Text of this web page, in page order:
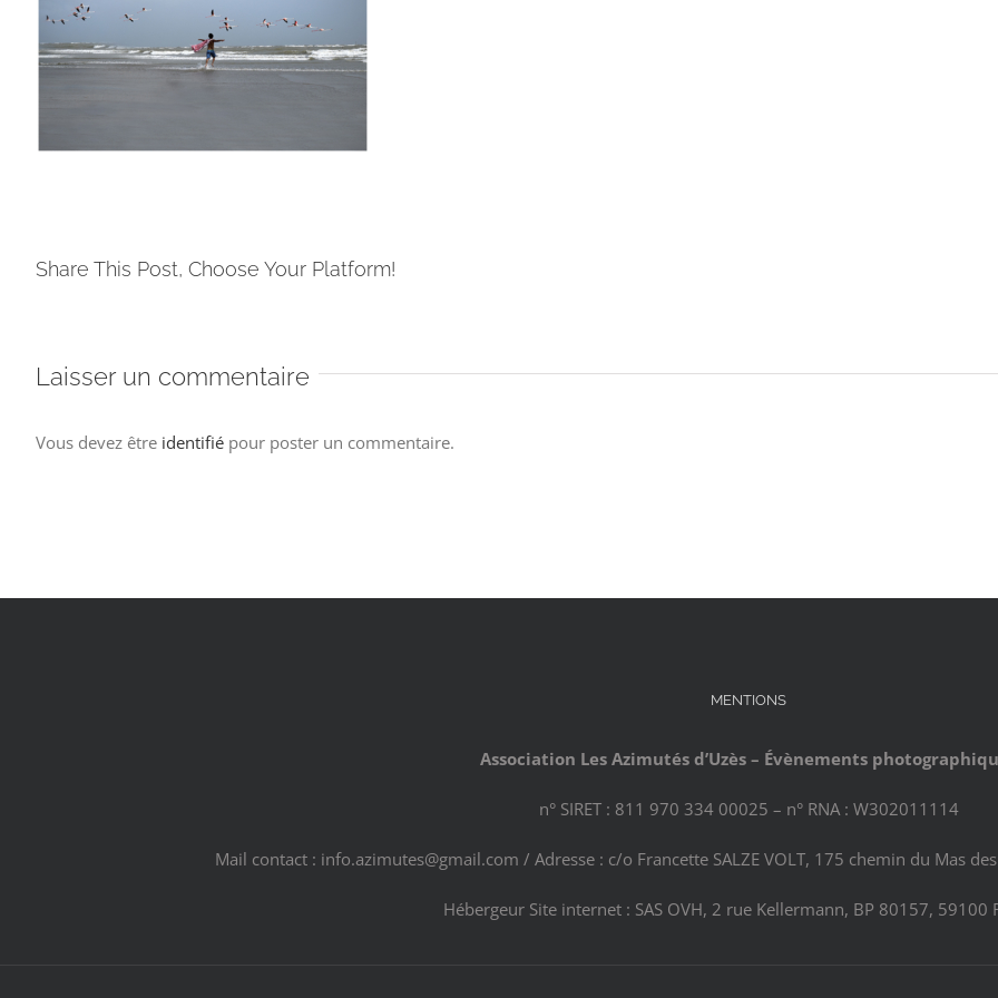
Share This Post, Choose Your Platform!
Laisser un commentaire
Vous devez être identifié pour poster un commentaire.
MENTIONS
Association Les Azimutés d’Uzès – Évènements
n° SIRET : 811 970 334 00025 – n° RNA : W302011114
Mail contact : info.azimutes@gmail.com / Adresse : c/o Francette SALZE VOLT, 175 chemin du Mas
Hébergeur Site internet : SAS OVH, 2 rue Kellermann, BP 80157, 59100